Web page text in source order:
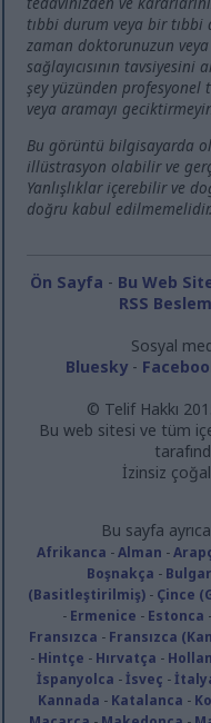
tıbbi durum veya bir
zaman doktorunuzun
sağlayıcısının
şey yüzünden profesyonel
veya aramayı
Bu görüntü bilgisayarda
illüstrasyon olabilir ve
Yanlışlıklar içerebilir ve
doğru kabul edilmemelidir.
Ön Sayfa - Bu Web
RSS
Sosyal
Bluesky-
© Telif Hakkı
Bu web sitesi ve tüm
İzinsiz
Bu sayfa
Afrikanca -Alman -
Boşnakça -
(Basitleştirilmiş)- Çince
- Ermenice - Estonca -
Fransızca - Fransızca
- Hintçe - Hırvatça -
İspanyolca -İsveç -
Kannada - Katalanca -